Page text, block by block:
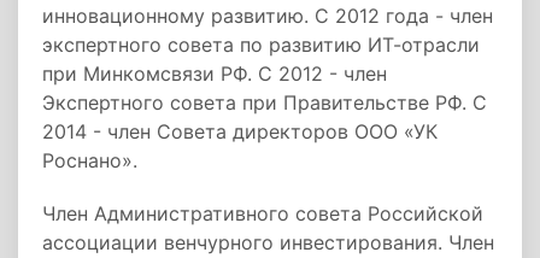
инновационному развитию. С 2012 года - член
экспертного совета по развитию ИТ-отрасли
при Минкомсвязи РФ. C 2012 - член
Экспертного совета при Правительстве РФ. С
2014 - член Совета директоров ООО «УК
Роснано».
Член Административного совета Российской
ассоциации венчурного инвестирования. Член